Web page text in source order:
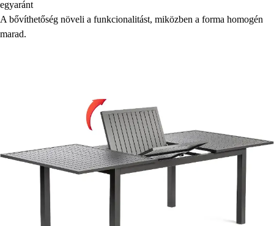
egyaránt
A bővíthetőség növeli a funkcionalitást, miközben a forma homogén
marad.